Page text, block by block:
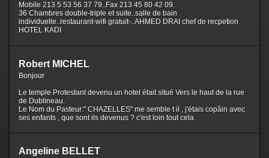
Mobile 213 5 53 56 37 79..Fax 213 45 80 42 09.
36 Chambres double-triple et suite..salle de bain
individuelle..restaurant-wifi gratuit-..AHMED DRAI chef de recpetion
HOTEL KADI
Robert MICHEL
Bonjour
Le temple Protestant devenu un hotel était situé Vers le haut de la rue
de Dublineau.
Le Nom du Pasteur:" CHAZELLES" me semble t il , j'étais copâin avec
ses enfants , que sont ils devenus ? c'est loin tout cela
Angeline BELLET